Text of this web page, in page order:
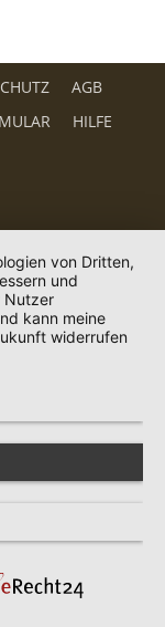
AGB
HILFE
von Dritten,
und
Nutzer
kann meine
widerrufen